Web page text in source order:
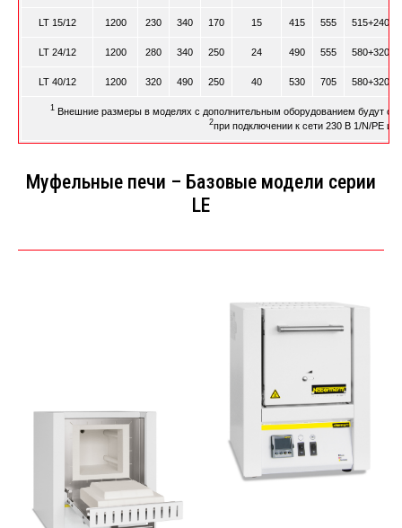
LT 15/12 1200 230 340 170 15 415 555 515+240
LT 24/12 1200 280 340 250 24 490 555 580+320
LT 40/12 1200 320 490 250 40 530 705 580+320
1Внешние размеры в моделях с дополнительным оборудованием будут
2при подключении к сети 230 В 1/N/PE
Муфельные печи – Базовые модели серии
LE